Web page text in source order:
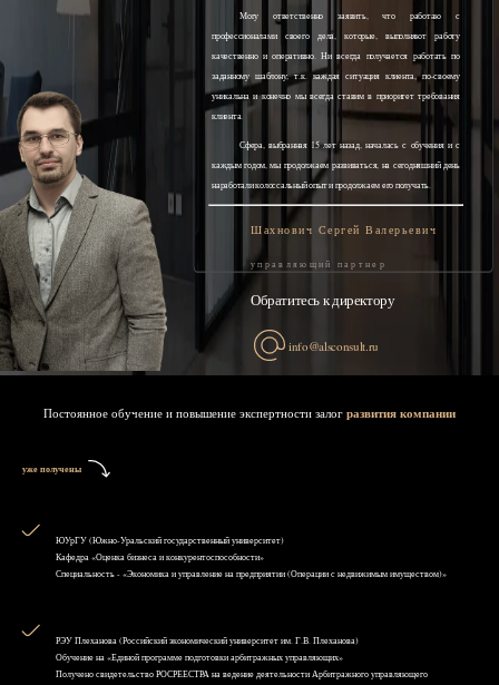
Могу ответственно заявить, что работаю с
профессионалами своего дела, которые, выполняют работу
качественно и оперативно. Ни всегда получается работать по
заданному шаблону, т.к. каждая ситуация клиента, по-своему
уникальна и конечно мы всегда ставим в приоритет требования
клиента.
Сфера, выбранная 15 лет назад, началась с обучения и с
каждым годом, мы продолжаем развиваться, на сегодняшний день
наработали колоссальный опыт и продолжаем его получать.
Шахнович Сергей Валерьевич
управляющий партнер
Обратитесь к директору
info@alsconsult.ru
Постоянное обучение и повышение экспертности залог развития компании
уже получены
ЮУрГУ (Южно-Уральский государственный университет)
Кафедра «Оценка бизнеса и конкурентоспособности»
Специальность - «Экономика и управление на предприятии (Операции с недвижимым имуществом)»
РЭУ Плеханова (Российский экономический университет им. Г.В. Плеханова)
Обучение на «Единой программе подготовки арбитражных управляющих»
Получено свидетельство РОСРЕЕСТРА на ведение деятельности Арбитражного управляющего